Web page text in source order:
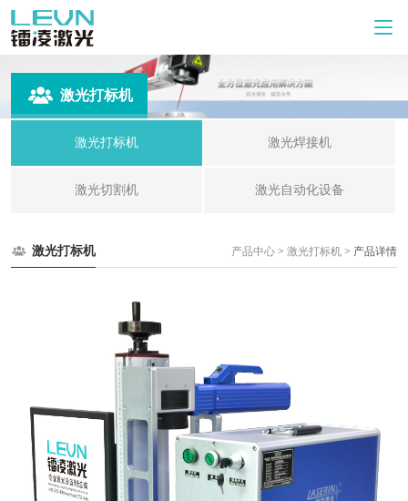
激光打标机
激光打标机 激光焊接机
激光切割机 激光自动化设备
激光打标机 产品中心 > 激光打标机 > 产品详情